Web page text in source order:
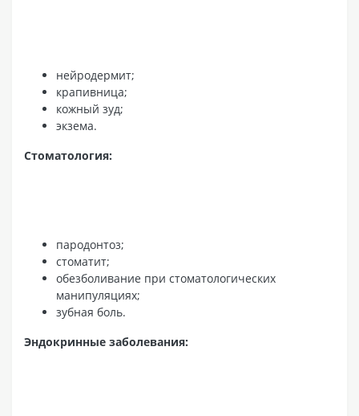
нейродермит;
крапивница;
кожный зуд;
экзема.
Стоматология:
пародонтоз;
стоматит;
обезболивание при стоматологических
манипуляциях;
зубная боль.
Эндокринные заболевания: